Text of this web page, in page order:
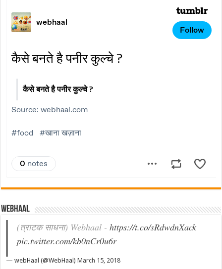
Webhaal
(त्राटक साधना) Webhaal -https://t.co/sRdwdnXack
pic.twitter.com/kb0nCr0u6r
— webHaal (@WebHaal)March 15, 2018